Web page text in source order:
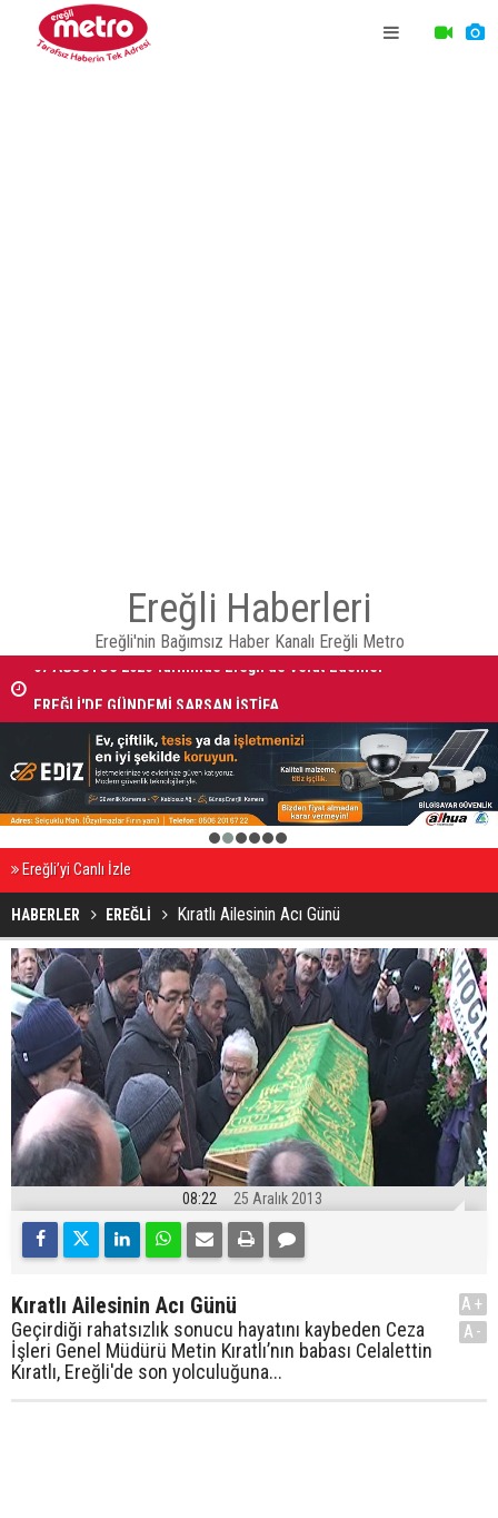
Ereğli Haberleri
Ereğli'nin Bağımsız Haber Kanalı Ereğli Metro
07 AĞUSTOS 2026 Tarihinde Ereğli’de Vefat Edenler
2 3 4 5 6
Ereğli’yi Canlı İzle
HABERLER EREĞLİ Kıratlı Ailesinin Acı Günü
08:22 25 Aralık 2013
Kıratlı Ailesinin Acı Günü
Geçirdiği rahatsızlık sonucu hayatını kaybeden Ceza
İşleri Genel Müdürü Metin Kıratlı’nın babası Celalettin
Kıratlı, Ereğli'de son yolculuğuna...
A+
A-